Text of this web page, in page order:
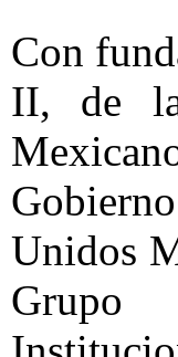
Con
II, de la
Unidos
Grupo